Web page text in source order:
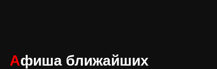
Афиша ближайших